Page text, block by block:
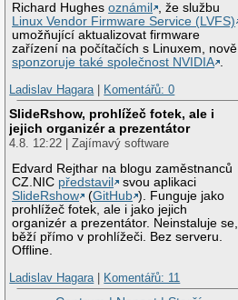
Richard Hughesoznámil
, že službu
Linux Vendor Firmware Service (LVFS)
umožňující aktualizovat firmware
zařízení na počítačích s Linuxem, nově
sponzoruje také společnost NVIDIA .
Ladislav Hagara| Komentářů: 0
SlideRshow, prohlížeč fotek, ale i
jejich organizér a prezentátor
4.8. 12:22 | Zajímavý software
Edvard Rejthar na blogu zaměstnanců
CZ.NIC představil
svou aplikaci
SlideRshow
(GitHub ). Funguje jako
prohlížeč fotek, ale i jako jejich
organizér a prezentátor. Neinstaluje se,
běží přímo v prohlížeči. Bez serveru.
Offline.
Ladislav Hagara| Komentářů: 11